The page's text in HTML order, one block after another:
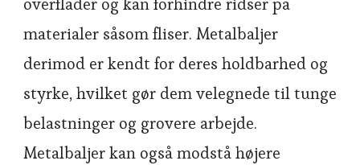
overflader og kan forhindre ridser på
materialer såsom fliser. Metalbaljer
derimod er kendt for deres holdbarhed og
styrke, hvilket gør dem velegnede til tunge
belastninger og grovere arbejde.
Metalbaljer kan også modstå højere